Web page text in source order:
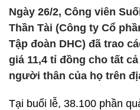
Ngày 26/2, Công viên
Thần Tài (Công ty Cổ
Tập đoàn DHC) đã trao
giá 11,4 tỉ đồng cho tất
người thân của họ trên
Tại buổi lễ, 38.100 phần